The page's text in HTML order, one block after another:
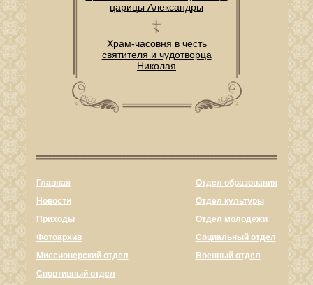
царицы Александры
Храм-часовня в честь
святителя и чудотворца
Николая
Главная
Новости
Приходы
Фотоархив
Миссионерский отдел
Отдел образования
Отдел культуры
Отдел молодежи
Социальный отдел
Военный отдел
Спортивный отдел